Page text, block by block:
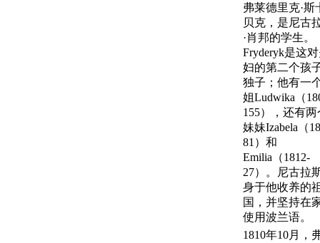
弗莱德里克·斯
贝克，是尼古
·肖邦的学生。
Fryderyk是这
妇的第二个孩
独子；他有一
姐Ludwika（
155），还有两
妹妹Izabela（
81）和
Emilia（1812-
27）。尼古拉
身于他收养的
国，并坚持在
使用波兰语。
1810年10月，